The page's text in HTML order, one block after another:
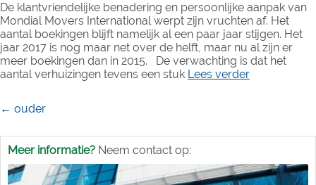
De klantvriendelijke benadering en persoonlijke aanpak van
Mondial Movers International werpt zijn vruchten af. Het
aantal boekingen blijft namelijk al een paar jaar stijgen. Het
jaar 2017 is nog maar net over de helft, maar nu al zijn er
meer boekingen dan in 2015. De verwachting is dat het
aantal verhuizingen tevens een stuk Lees verder
← ouder
Meer informatie? Neem contact op: